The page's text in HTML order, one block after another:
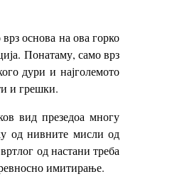
основа на ова горко
Понатаму, само врз
дури и најголемото
и грешки.
вид презедоа многу
од нивните мисли од
од настани треба
имитирање.